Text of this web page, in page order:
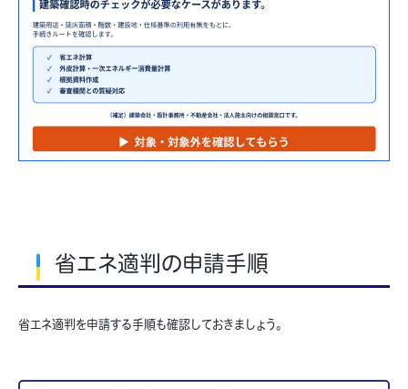
省エネ適判の申請手順
省エネ適判を申請する手順も確認しておきましょう。